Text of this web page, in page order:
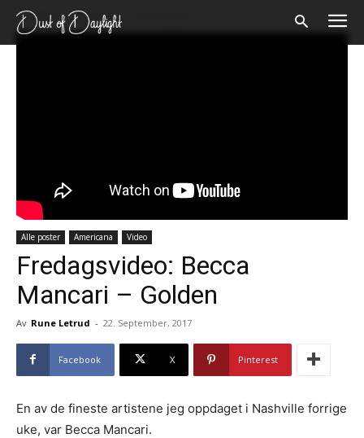
Forsiden Alle poster
Alle poster Americana Video
Fredagsvideo: Becca
Mancari – Golden
Av Rune Letrud - 22. September, 2017
Facebook X Pinterest
En av de fineste artistene jeg oppdaget i Nashville forrige
uke, var Becca Mancari.